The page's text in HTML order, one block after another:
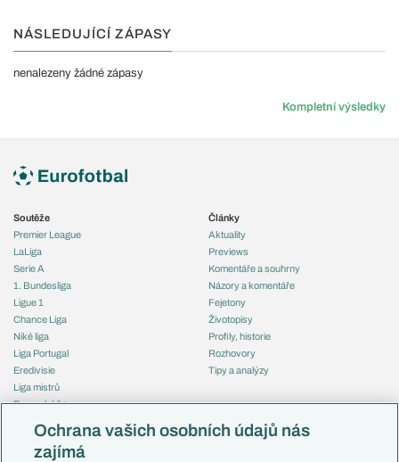
NÁSLEDUJÍCÍ ZÁPASY
nenalezeny žádné zápasy
Kompletní výsledky
Soutěže
Premier League
LaLiga
Serie A
1. Bundesliga
Ligue 1
Chance Liga
Niké liga
Liga Portugal
Eredivisie
Liga mistrů
Evropská liga
Mistrovství světa
Liga národů
Články
Aktuality
Previews
Komentáře a souhrny
Názory a komentáře
Fejetony
Životopisy
Profily, historie
Rozhovory
Tipy a analýzy
Česko
Ochrana vašich osobních údajů nás
zajímá